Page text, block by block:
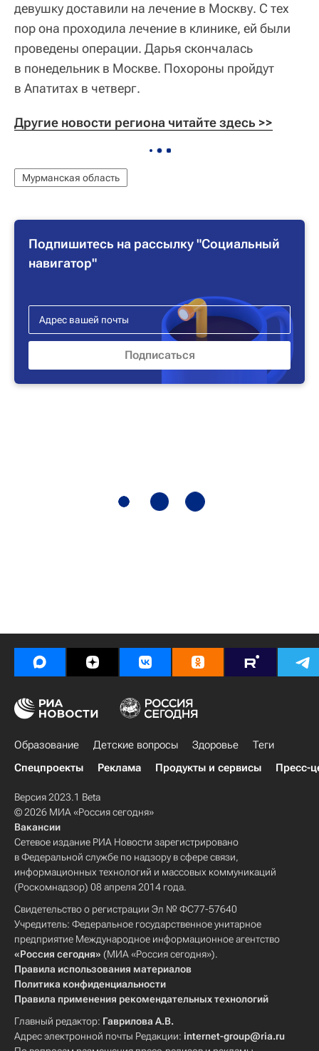
девушку доставили на лечение в Москву. С тех
пор она проходила лечение в клинике, ей были
проведены операции. Дарья скончалась
в понедельник в Москве. Похороны пройдут
в Апатитах в четверг.
Другие новости региона читайте здесь >>
Мурманская область
Подпишитесь на рассылку "Социальный
навигатор"
Образование Детские вопросы Здоровье
Теги
Спецпроекты
Реклама Продукты и сервисы Пресс-
Версия 2023.1 Beta
© 2026 МИА «Россия сегодня»
Вакансии
Сетевое издание РИА Новости зарегистрировано
в Федеральной службе по надзору в сфере связи,
информационных технологий и массовых коммуникаций
(Роскомнадзор) 08 апреля 2014 года.
Свидетельство о регистрации Эл № ФС77-57640
Учредитель: Федеральное государственное унитарное
предприятие Международное информационное агентство
«Россия сегодня» (МИА «Россия сегодня»).
Правила использования материалов
Политика конфиденциальности
Правила применения рекомендательных технологий
Главный редактор: Гаврилова А.В.
Адрес электронной почты Редакции: internet-group@ria.ru